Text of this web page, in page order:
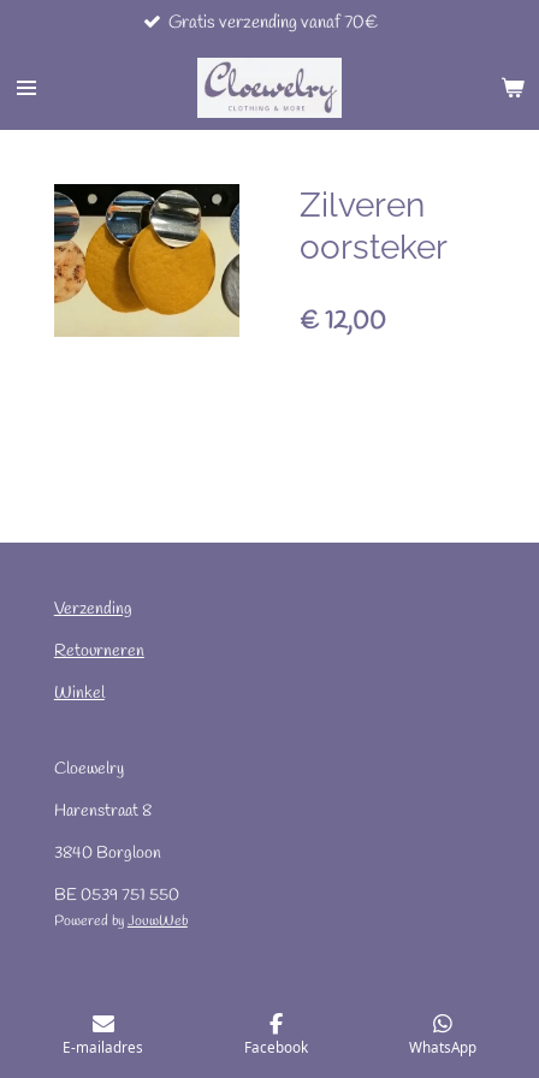
naar
hoofdinhoud
Gratis verzending vanaf 70€
Zilveren
oorsteker
€ 12,00
Verzending
Retourneren
Winkel
Cloewelry
Harenstraat 8
3840 Borgloon
BE 0539 751 550
Powered byJouwWeb
E-mailadres Facebook WhatsApp